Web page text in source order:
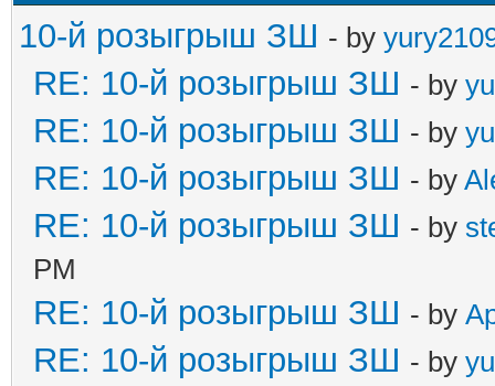
10-й розыгрыш ЗШ - by
RE: 10-й розыгрыш ЗШ - by
RE: 10-й розыгрыш ЗШ - by
RE: 10-й розыгрыш ЗШ - by
RE: 10-й розыгрыш ЗШ - by
PM
RE: 10-й розыгрыш ЗШ - by
RE: 10-й розыгрыш ЗШ - by